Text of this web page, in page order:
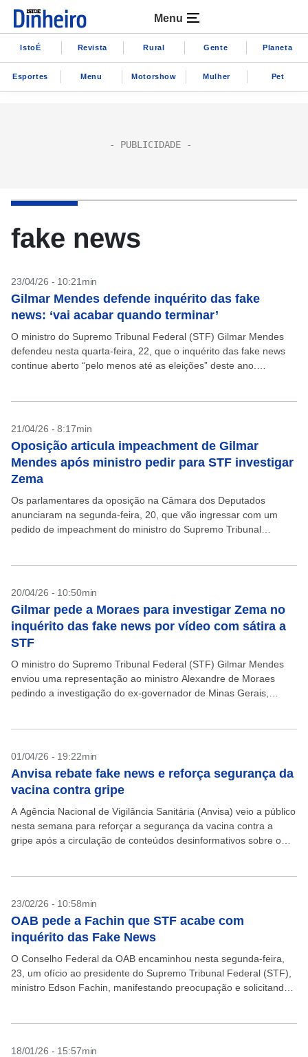
Menu
IstoÉ Revista Rural Gente Planeta
Esportes Menu Motorshow Mulher Pet
fake news
23/04/26 - 10:21min
Gilmar Mendes defende inquérito das fake
news: ‘vai acabar quando terminar’
O ministro do Supremo Tribunal Federal (STF) Gilmar Mendes
defendeu nesta quarta-feira, 22, que o inquérito das fake news
continue aberto “pelo menos até as eleições” deste ano.
21/04/26 - 8:17min
Oposição articula impeachment de Gilmar
Mendes após ministro pedir para STF investigar
Zema
Os parlamentares da oposição na Câmara dos Deputados
anunciaram na segunda-feira, 20, que vão ingressar com um
pedido de impeachment do ministro do Supremo Tribunal
20/04/26 - 10:50min
Gilmar pede a Moraes para investigar Zema no
inquérito das fake news por vídeo com sátira a
STF
O ministro do Supremo Tribunal Federal (STF) Gilmar Mendes
enviou uma representação ao ministro Alexandre de Moraes
pedindo a investigação do ex-governador de Minas Gerais,
01/04/26 - 19:22min
Anvisa rebate fake news e reforça segurança da
vacina contra gripe
A Agência Nacional de Vigilância Sanitária (Anvisa) veio a público
nesta semana para reforçar a segurança da vacina contra a
gripe após a circulação de conteúdos desinformativos sobre o
23/02/26 - 10:58min
OAB pede a Fachin que STF acabe com
inquérito das Fake News
O Conselho Federal da OAB encaminhou nesta segunda-feira,
23, um ofício ao presidente do Supremo Tribunal Federal (STF),
ministro Edson Fachin, manifestando preocupação e solicitando
18/01/26 - 15:57min